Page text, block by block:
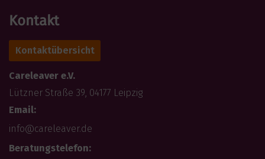
Kontakt
Kontaktübersicht
Careleaver e.V.
Lützner Straße 39, 04177 Leipzig
Email:
info@careleaver.de
Beratungstelefon: